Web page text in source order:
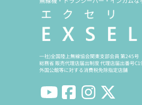
一社)全国陸上無線協会関東支部会員 第245号
総務省 販売代理店届出制度 代理店届出番号
外国公館等に対する消費税免除指定店舗